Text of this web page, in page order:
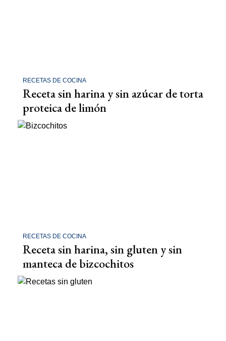
RECETAS DE COCINA
Receta sin harina y sin azúcar de torta
proteica de limón
RECETAS DE COCINA
Receta sin harina, sin gluten y sin
manteca de bizcochitos